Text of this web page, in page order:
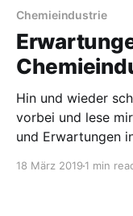
Besserung in
globale
Chemieindustrie
Hin und wieder
vorbei und lese
und Erwartungen
18 März 2019 1 min